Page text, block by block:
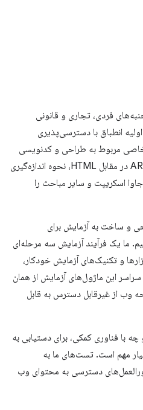
فردی، تجاری و قانونی
انطباق با دسترسی‌پذیری
مربوط به طراحی و کدنویسی
فراگیر، از جمله زمان استفاده از ARIA در مقابل HTML، نحوه اندازه‌گیری
اسکریپت و سایر مباحث را
و ساخت به آزمایش برای
ما یک فرآیند آزمایش سه مرحله‌ای
و تکنیک‌های آزمایش خودکار،
این ماژول‌های آزمایش از همان
وب از غیرقابل دسترس به قابل
با فناوری کمکی، برای دستیابی به
مهم است. تست‌های ما به
دسترسی به محتوای وب